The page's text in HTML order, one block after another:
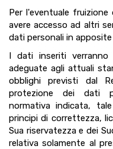
Per l'eventuale
avere accesso ad altri
dati personali in
I dati inseriti
adeguate agli attuali
obblighi previsti dal
protezione dei dati
normativa indicata,
principi di correttezza,
Sua riservatezza e dei
relativa solamente al